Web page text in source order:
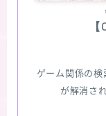
ゲーム関係の
が解消さ